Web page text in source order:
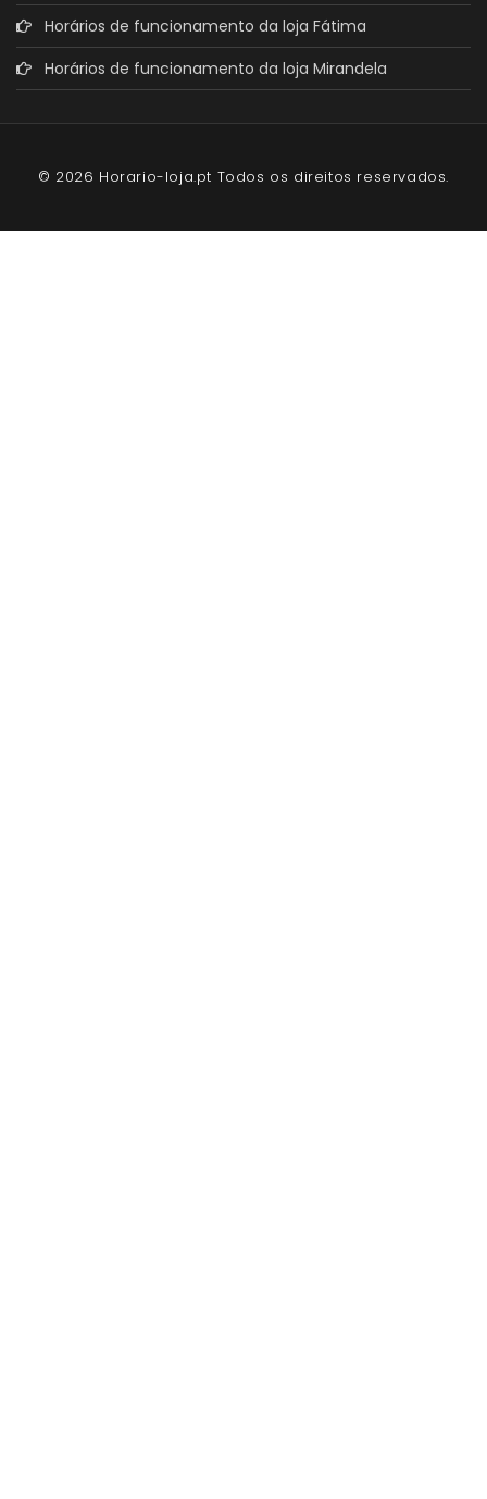
Horários de funcionamento da loja Fátima
Horários de funcionamento da loja Mirandela
© 2026 Horario-loja.pt Todos os direitos reservados.